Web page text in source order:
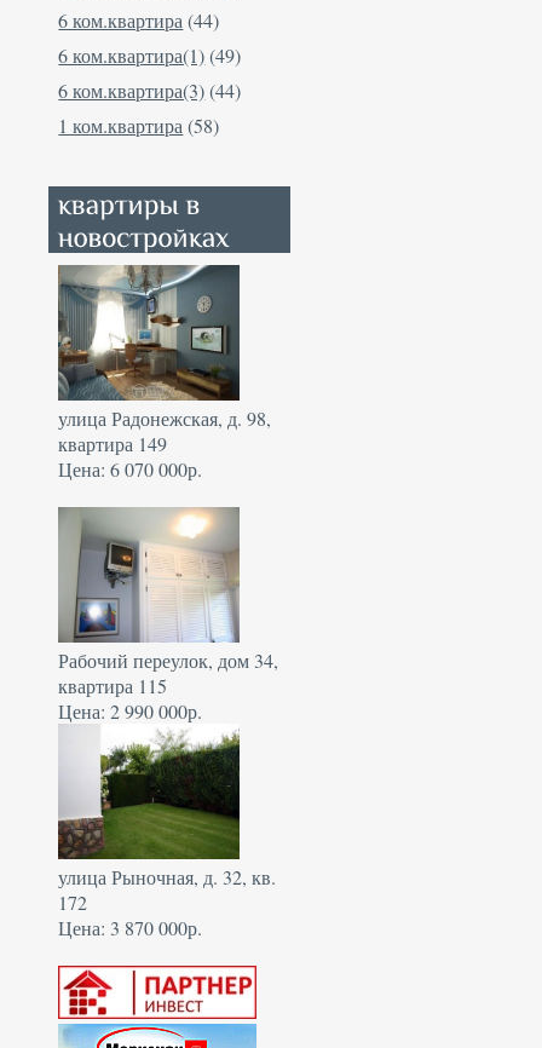
6 ком.квартира (44)
6 ком.квартира(1)(49)
6 ком.квартира(3)(44)
1 ком.квартира (58)
улица Радонежская, д. 98,
квартира 149
Цена: 6 070 000р.
Рабочий переулок, дом 34,
квартира 115
Цена: 2 990 000р.
улица Рыночная, д. 32, кв.
172
Цена: 3 870 000р.